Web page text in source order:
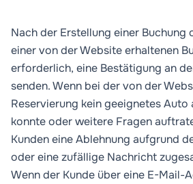
Nach der Erstellung einer Buchung
einer von der Website erhaltenen
erforderlich, eine Bestätigung an
senden. Wenn bei der von der
Reservierung kein geeignetes
konnte oder weitere Fragen
Kunden eine Ablehnung aufgrund
oder eine zufällige Nachricht
Wenn der Kunde über eine E-Mail-